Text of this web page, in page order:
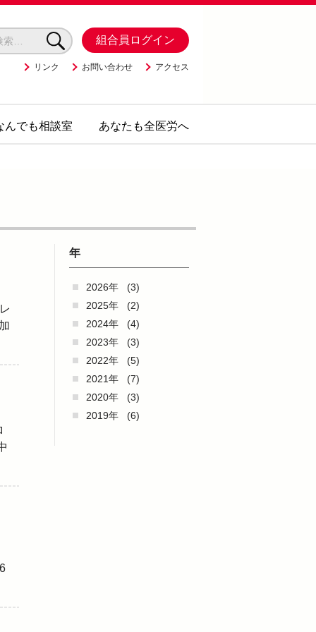
組合員ログイン
リンク お問い合わせ アクセス
んでも相談室 あなたも全医労へ
年
2026年
(3)
2025年
(2)
2024年
(4)
2023年
(3)
2022年
(5)
2021年
(7)
2020年
(3)
2019年
(6)